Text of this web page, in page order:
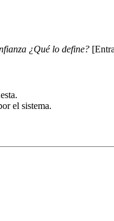
¿Qué lo define?
el sistema.